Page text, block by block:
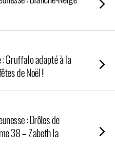
Gruffalo adapté à la
de Noël !
: Drôles de
38 – Zabeth la